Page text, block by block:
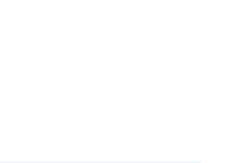
il n’y a
de création de
des photos, des